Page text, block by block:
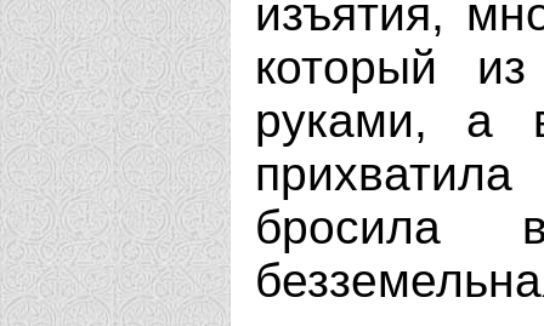
изъятия,
который
руками, а
бросила